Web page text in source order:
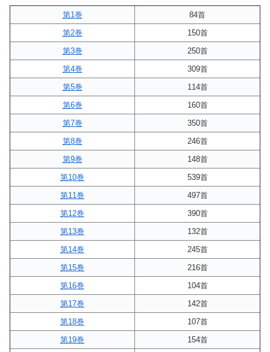
第1巻
84首
第2巻
150首
第3巻
250首
第4巻
309首
第5巻
114首
第6巻
160首
第7巻
350首
第8巻
246首
第9巻
148首
第10巻
539首
第11巻
497首
第12巻
390首
第13巻
132首
第14巻
245首
第15巻
216首
第16巻
104首
第17巻
142首
第18巻
107首
第19巻
154首